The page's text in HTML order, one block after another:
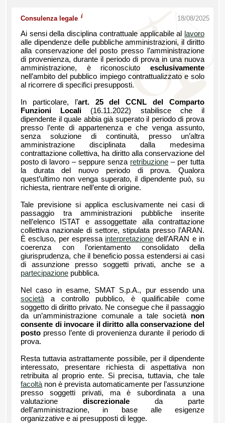
Consulenza legale i 18/08/2025
Ai sensi della disciplina contrattuale applicabile al lavoro
alle dipendenze delle pubbliche amministrazioni, il diritto
alla conservazione del posto presso l’amministrazione
di provenienza, durante il periodo di prova in una nuova
amministrazione, è riconosciuto esclusivamente
nell’ambito del pubblico impiego contrattualizzato e solo
al ricorrere di specifici presupposti.
In particolare, l’art. 25 del CCNL del Comparto
Funzioni Locali (16.11.2022) stabilisce che il
dipendente il quale abbia già superato il periodo di prova
presso l’ente di appartenenza e che venga assunto,
senza soluzione di continuità, presso un’altra
amministrazione disciplinata dalla medesima
contrattazione collettiva, ha diritto alla conservazione del
posto di lavoro – seppure senza retribuzione – per tutta
la durata del nuovo periodo di prova. Qualora
quest’ultimo non venga superato, il dipendente può, su
richiesta, rientrare nell’ente di origine.
Tale previsione si applica esclusivamente nei casi di
passaggio tra amministrazioni pubbliche inserite
nell’elenco ISTAT e assoggettate alla contrattazione
collettiva nazionale di settore, stipulata presso l’ARAN.
È escluso, per espressa interpretazione dell’ARAN e in
coerenza con l’orientamento consolidato della
giurisprudenza, che il beneficio possa estendersi ai casi
di assunzione presso soggetti privati, anche se a
partecipazione pubblica.
Nel caso in esame, SMAT S.p.A., pur essendo una
società a controllo pubblico, è qualificabile come
soggetto di diritto privato. Ne consegue che il passaggio
da un’amministrazione comunale a tale società non
consente di invocare il diritto alla conservazione del
posto presso l’ente di provenienza durante il periodo di
prova.
Resta tuttavia astrattamente possibile, per il dipendente
interessato, presentare richiesta di aspettativa non
retribuita al proprio ente. Si precisa, tuttavia, che tale
facoltà non è prevista automaticamente per l’assunzione
presso soggetti privati, ma è subordinata a una
valutazione discrezionale da parte
dell’amministrazione, in base alle esigenze
organizzative e ai presupposti di legge.